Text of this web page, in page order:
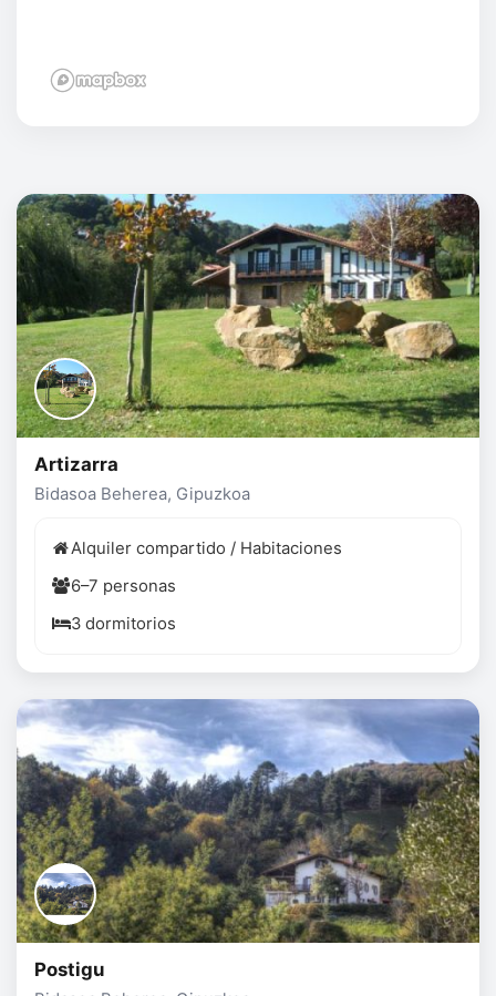
Artizarra
Bidasoa Beherea, Gipuzkoa
Alquiler compartido / Habitaciones
6–7 personas
3 dormitorios
Postigu